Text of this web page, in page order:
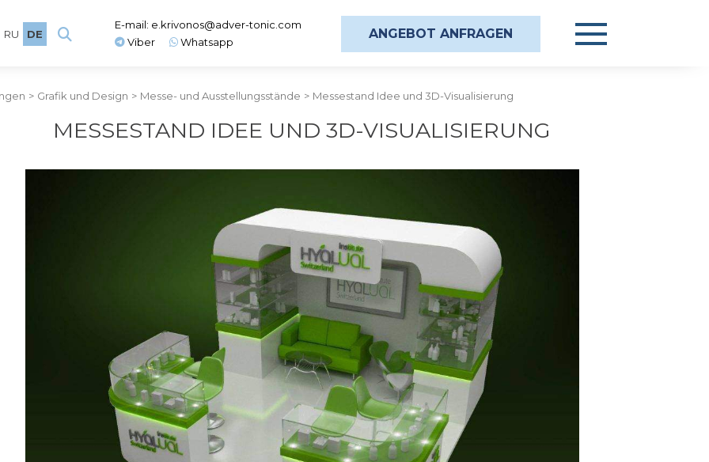
RU DE
E-mail: e.krivonos@adver-tonic.com
Viber
Whatsapp
ANGEBOT ANFRAGEN
> Grafik und Design > Messe- und Ausstellungsstände > Messestand Idee und 3D-Visualisierung
MESSESTAND IDEE UND 3D-VISUALISIERUNG